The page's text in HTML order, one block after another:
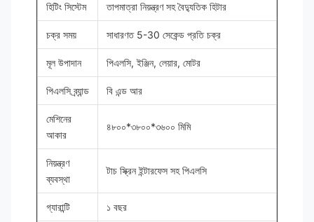
হিটিং সিস্টেম তাপমাত্রা নিয়ন্ত্রণ সহ বৈদ্যুতিক হিটার
চক্র সময় সাধারণত 5-30 সেকেন্ড প্রতি চক্র
মূল উপাদান পিএলসি, ইঞ্জিন, লেয়ার, মোটর
পিএলসি ব্র্যান্ড বি এন্ড আর
মেশিনের
আকার
৪৮০০*৩৮০০*৩৬০০ মিমি
নিয়ন্ত্রণ
ব্যবস্থা
টাচ স্ক্রিন ইন্টারফেস সহ পিএলসি
গ্যারান্টি ১ বছর